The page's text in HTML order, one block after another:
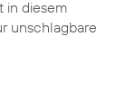
in diesem
unschlagbare